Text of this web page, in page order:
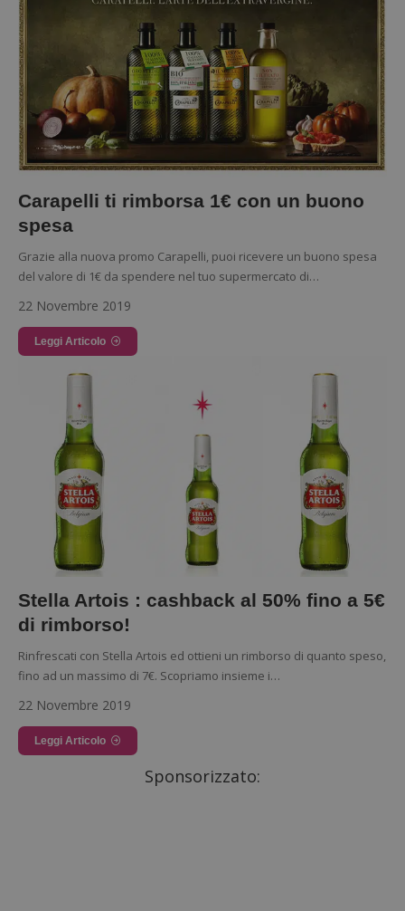
Carapelli ti rimborsa 1€ con un buono
spesa
Grazie alla nuova promo Carapelli, puoi ricevere un buono spesa
del valore di 1€ da spendere nel tuo supermercato di…
22 Novembre 2019
Leggi Articolo
Stella Artois : cashback al 50% fino a 5€
di rimborso!
Rinfrescati con Stella Artois ed ottieni un rimborso di quanto speso,
fino ad un massimo di 7€. Scopriamo insieme i…
22 Novembre 2019
Leggi Articolo
Sponsorizzato: